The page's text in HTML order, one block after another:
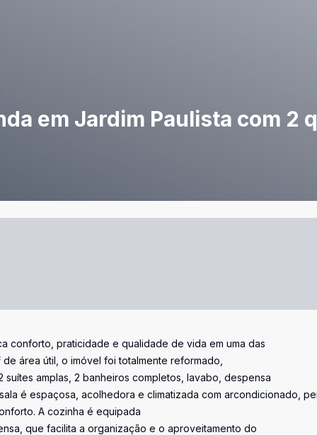
em Jardim Paulista com 2
conforto, praticidade e qualidade de vida em uma das
área útil, o imóvel foi totalmente reformado,
amplas, 2 banheiros completos, lavabo, despensa
é espaçosa, acolhedora e climatizada com arcondicionado,
A cozinha é equipada
que facilita a organização e o aproveitamento do